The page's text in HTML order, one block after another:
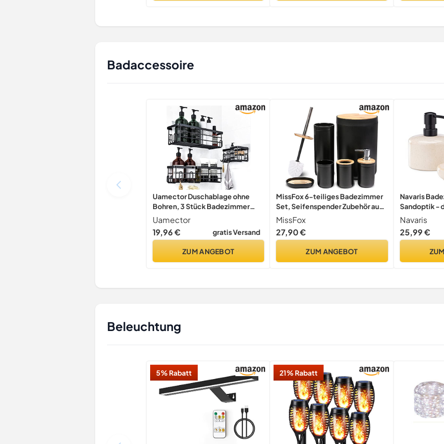
Badaccessoire
Uamector Duschablage ohne
Bohren, 3 Stück Badezimmer
Regal, Rostfrei Schwarz
Duschregal für Shampoo und
Duschgel (Schwarz)
Uamector
19,96 €
gratis Versand
ZUM ANGEBOT
MissFox 6-teiliges Badezimmer
Set, Seifenspender Zubehör aus
Bambus, Accessoires mit
Lotionspender, Mülleimer,
Seifenschale, Toilettenbürste,
Zahnputzbecher, Schwarz
MissFox
27,90 €
ZUM ANGEBOT
Navaris
Sandoptik -
Badzubehör
Bad
Navaris
25,99 €
Beleuchtung
5% Rabatt 21% Rabatt